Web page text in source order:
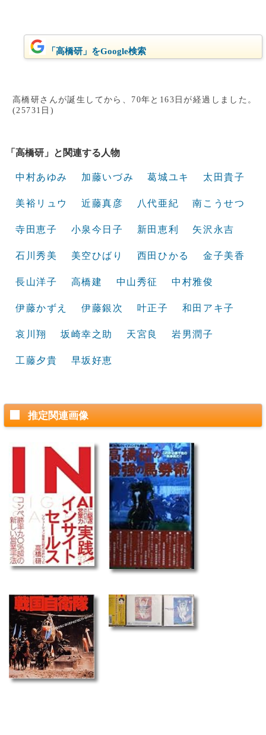
「高橋研」をGoogle検索
高橋研さんが誕生してから、70年と163日が経過しました。
(25731日)
「高橋研」と関連する人物
中村あゆみ 加藤いづみ 葛城ユキ 太田貴子
美裕リュウ 近藤真彦 八代亜紀 南こうせつ
寺田恵子 小泉今日子 新田恵利 矢沢永吉
石川秀美 美空ひばり 西田ひかる 金子美香
長山洋子 高橋建 中山秀征 中村雅俊
伊藤かずえ 伊藤銀次 叶正子 和田アキ子
哀川翔 坂崎幸之助 天宮良 岩男潤子
工藤夕貴 早坂好恵
推定関連画像